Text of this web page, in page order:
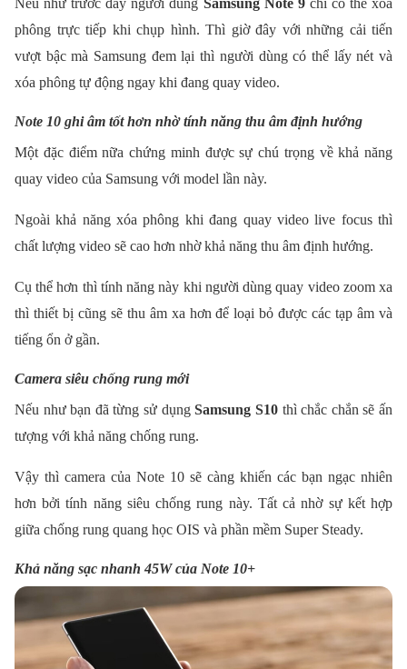
phông trực tiếp khi chụp hình. Thì giờ đây với những cải tiến
vượt bậc mà Samsung đem lại thì người dùng có thể lấy nét và
xóa phông tự động ngay khi đang quay video.
Note 10 ghi âm tốt hơn nhờ tính năng thu âm định hướng
Một đặc điểm nữa chứng minh được sự chú trọng về khả năng
quay video của Samsung với model lần này.
Ngoài khả năng xóa phông khi đang quay video live focus thì
chất lượng video sẽ cao hơn nhờ khả năng thu âm định hướng.
Cụ thể hơn thì tính năng này khi người dùng quay video zoom xa
thì thiết bị cũng sẽ thu âm xa hơn để loại bỏ được các tạp âm và
tiếng ổn ở gần.
Camera siêu chống rung mới
Nếu như bạn đã từng sử dụngSamsung S10thì chắc chắn sẽ ấn
tượng với khả năng chống rung.
Vậy thì camera của Note 10 sẽ càng khiến các bạn ngạc nhiên
hơn bởi tính năng siêu chống rung này. Tất cả nhờ sự kết hợp
giữa chống rung quang học OIS và phần mềm Super Steady.
Khả năng sạc nhanh 45W của Note 10+